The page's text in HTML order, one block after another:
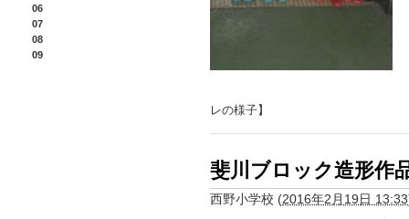
レの様子】
斐川ブロック造形作
西野小学校 (2016年2月19日 13:33
06
07
08
09